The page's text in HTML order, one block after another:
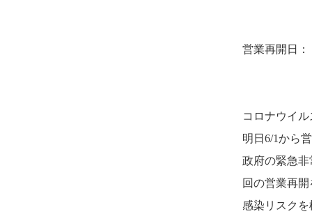
営業再開
コロナウイ
明日6/1から
政府の緊急
回の営業再開
感染リスクを